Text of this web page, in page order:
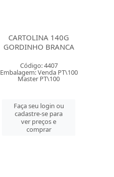
CARTOLINA 140G
GORDINHO BRANCA
Código: 4407
Embalagem: Venda PT\100
Master PT\100
Faça seu login ou
cadastre-se para
ver preços e
comprar